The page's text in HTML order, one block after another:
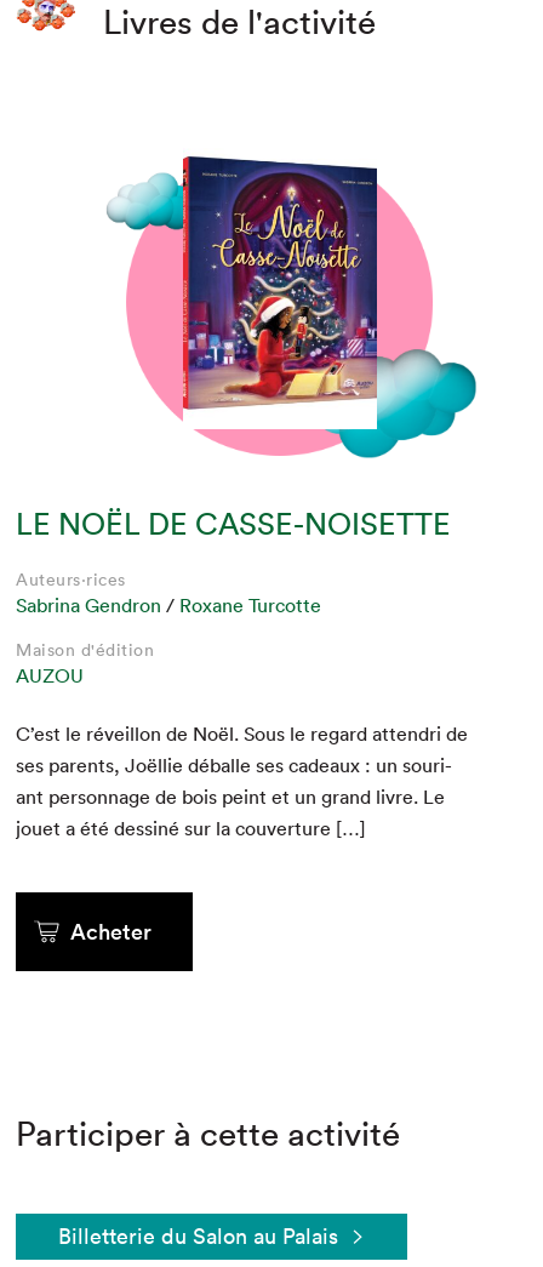
Livres de l'activité
LE NOËL DE CASSE-NOISETTE
Auteurs·rices
Sabrina Gendron / Roxane Turcotte
Maison d'édition
AUZOU
C’est le réveil­lon de Noël. Sous le regard atten­dri de
ses par­ents, Joël­lie déballe ses cadeaux : un souri­
ant per­son­nage de bois peint et un grand livre. Le
jou­et a été dess­iné sur la couverture […]
Acheter
Participer à cette activité
Billetterie du Salon au Palais